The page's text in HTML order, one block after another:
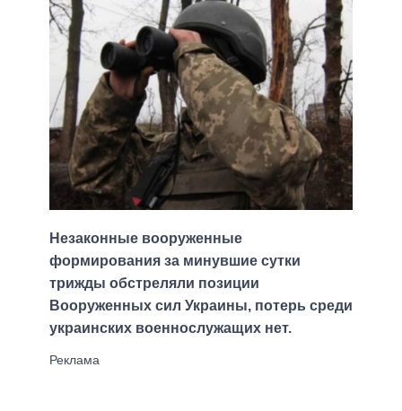
Незаконные вооруженные
формирования за минувшие сутки
трижды обстреляли позиции
Вооруженных сил Украины, потерь среди
украинских военнослужащих нет.